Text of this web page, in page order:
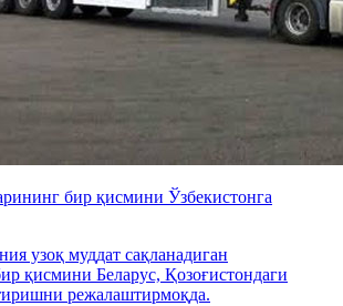
бир қисмини Ўзбекистонга
узоқ муддат сақланадиган
қисмини Беларус, Қозоғистондаги
режалаштирмоқда.